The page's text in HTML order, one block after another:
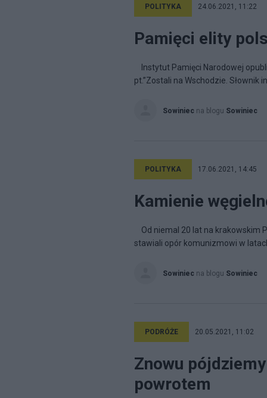
POLITYKA 24.06.2021, 11:22
Pamięci elity
Instytut Pamięci Narodowej
pt.”Zostali na Wschodzie. Słownik
Sowiniec na blogu Sowiniec
POLITYKA 17.06.2021, 14:45
Kamienie
Od niemal 20 lat na krakowskim
stawiali opór komunizmowi w
Sowiniec na blogu Sowiniec
PODRÓŻE 20.05.2021, 11:02
Znowu
powrotem